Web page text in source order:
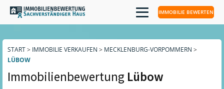
IMMOBILIE BEWERTEN
START> IMMOBILIE VERKAUFEN > MECKLENBURG-VORPOMMERN >
LÜBOW
Immobilienbewertung Lübow